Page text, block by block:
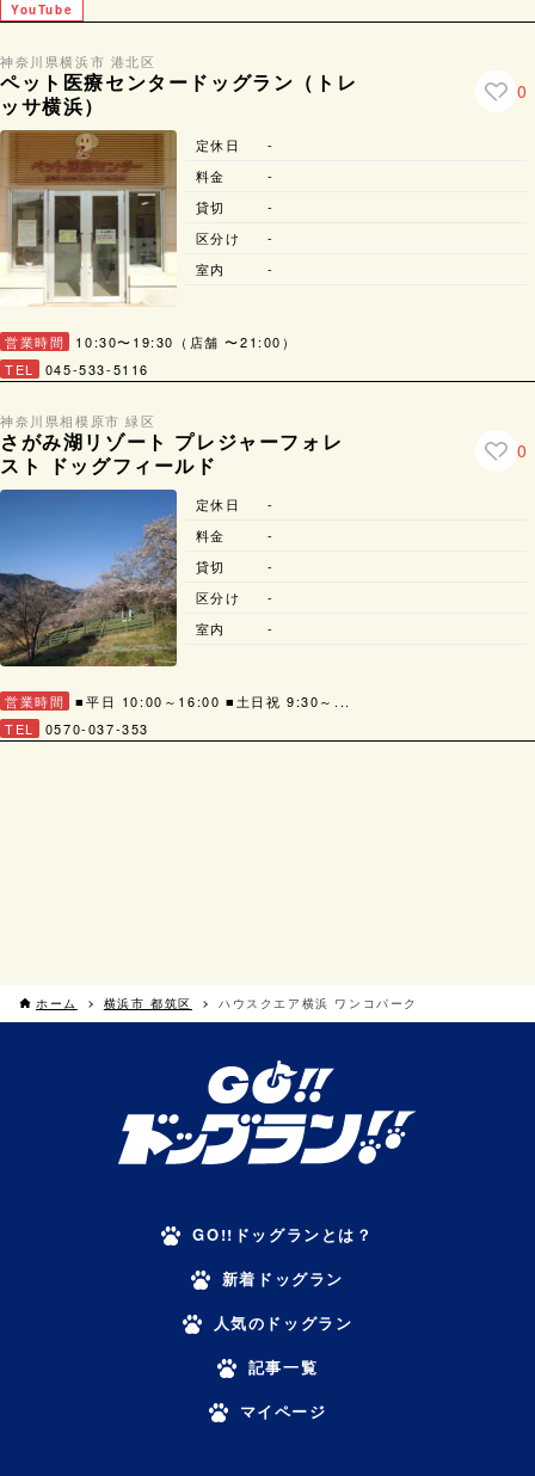
YouTube
神奈川県横浜市 港北区
ペット医療センタードッグラン（トレ
ッサ横浜）
0
営業時間
10:30〜19:30（店舗 〜21:00）
TEL
045-533-5116
定休日
-
料金
-
貸切
-
区分け
-
室内
-
神奈川県相模原市 緑区
さがみ湖リゾート プレジャーフォレ
スト ドッグフィールド
0
営業時間
■平日 10:00～16:00 ■土日祝 9:30～...
TEL
0570-037-353
定休日
-
料金
-
貸切
-
区分け
-
室内
-
ホーム 横浜市 都筑区 ハウスクエア横浜 ワンコパーク
GO!!ドッグランとは？
新着ドッグラン
人気のドッグラン
記事一覧
マイページ